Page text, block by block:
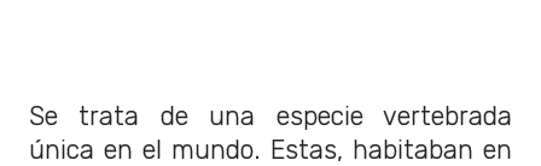
Se trata de una especie vertebrada
única en el mundo. Estas, habitaban en